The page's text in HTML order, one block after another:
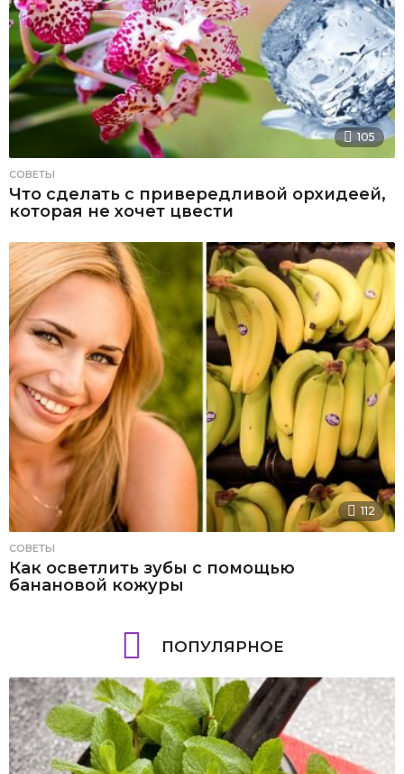
105
СОВЕТЫ
Что сделать с привередливой орхидеей,
которая не хочет цвести
112
СОВЕТЫ
Как осветлить зубы с помощью
банановой кожуры
ПОПУЛЯРНОЕ